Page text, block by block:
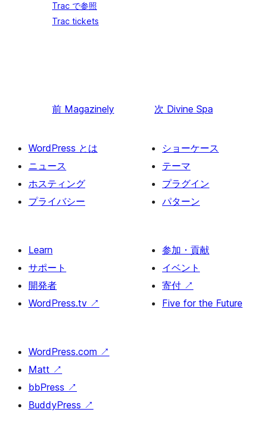
Trac で参照
Trac tickets
前 Magazinely 次 Divine Spa
WordPress とは
ニュース
ホスティング
プライバシー
ショーケース
テーマ
プラグイン
パターン
Learn
サポート
開発者
WordPress.tv ↗
参加・貢献
イベント
寄付 ↗
Five for the Future
WordPress.com ↗
Matt ↗
bbPress ↗
BuddyPress ↗